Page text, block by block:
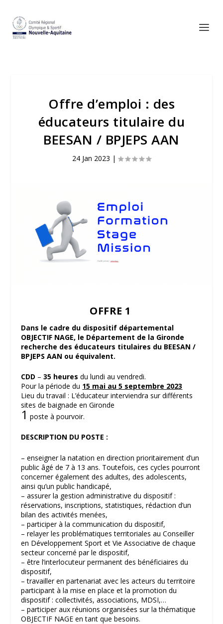
Offre d’emploi : des
éducateurs titulaire du
BEESAN / BPJEPS AAN
24 Jan 2023 |
OFFRE 1
Dans le cadre du dispositif départemental
OBJECTIF NAGE, le Département de la Gironde
recherche des éducateurs titulaires du BEESAN /
BPJEPS AAN ou équivalent.
CDD –35 heures du lundi au vendredi.
Pour la période du 15 mai au 5 septembre 2023
Lieu du travail : L’éducateur interviendra sur différents
sites de baignade en Gironde
1 poste à pourvoir.
DESCRIPTION DU POSTE :
– enseigner la natation en direction prioritairement d’un
public âgé de 7 à 13 ans. Toutefois, ces cycles pourront
concerner également des adultes, des adolescents,
ainsi qu’un public handicapé,
– assurer la gestion administrative du dispositif :
réservations, inscriptions, statistiques, rédaction d’un
bilan des activités menées,
– participer à la communication du dispositif,
– relayer les problématiques territoriales au Conseiller
en Développement Sport et Vie Associative de chaque
secteur concerné par le dispositif,
– être l’interlocuteur permanent des bénéficiaires du
dispositif,
– travailler en partenariat avec les acteurs du territoire
participant à la mise en place et la promotion du
dispositif : collectivités, associations, MDSI,…
– participer aux réunions organisées sur la thématique
OBJECTIF NAGE en tant que besoins.